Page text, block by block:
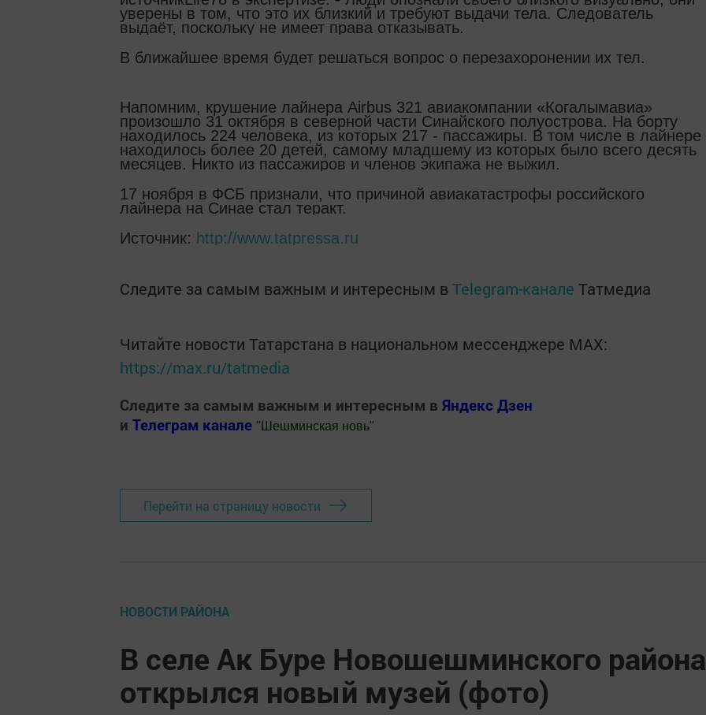
уверены в том, что это их близкий и требуют выдачи тела. Следователь
выдаёт, поскольку не имеет права отказывать.
В ближайшее время будет решаться вопрос о перезахоронении их тел.
Напомним, крушение лайнера Airbus 321 авиакомпании «Когалымавиа»
произошло 31 октября в северной части Синайского полуострова. На борту
находилось 224 человека, из которых 217 - пассажиры. В том числе в лайнере
находилось более 20 детей, самому младшему из которых было всего десять
месяцев. Никто из пассажиров и членов экипажа не выжил.
17 ноября в ФСБ признали, что причиной авиакатастрофы российского
лайнера на Синае стал теракт.
Источник: http://www.tatpressa.ru
Следите за самым важным и интересным в Telegram-канале Татмедиа
Читайте новости Татарстана в национальном мессенджере MАХ:
https://max.ru/tatmedia
Следите за самым важным и интересным в Яндекс Дзен
и Телеграм канале " Шешминская новь"
Перейти на страницу новости
НОВОСТИ РАЙОНА
В селе Ак Буре Новошешминского района
открылся новый музей (фото)